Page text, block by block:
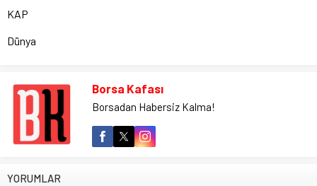
KAP
Dünya
Borsa Kafası
Borsadan Habersiz Kalma!
YORUMLAR